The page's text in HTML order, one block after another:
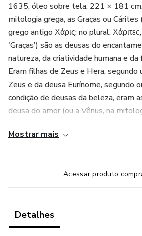
1635, óleo sobre tela, 221 × 181
mitologia grega, as Graças ou Cárites
grego antigo Χάρις; no plural,
'Graças') são as deusas do
natureza, da criatividade humana e
Eram filhas de Zeus e Hera, segundo
Zeus e da deusa Eurínome, segundo
condição de deusas da beleza, eram
deusa do amor (ou a Vênus, na
primitivas musas, em virtude de sua
iniciou na Beócia, onde eram
vegetação. O nome de cada uma
lendas. Na Ilíada de Homero aparece
trio mais freqüente é: Aglaia - a
brotar flores; Eufrosina - o sentido da
Mostrar mais
Acessar produto
Detalhes